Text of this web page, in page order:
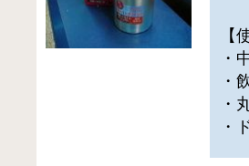
【
・
・
・
・